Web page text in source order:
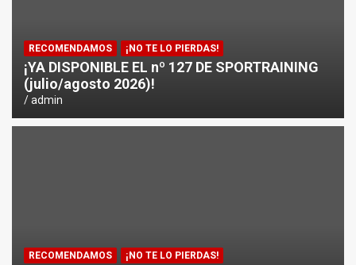
RECOMENDAMOS ¡NO TE LO PIERDAS!
¡YA DISPONIBLE EL nº 127 DE SPORTRAINING
(julio/agosto 2026)!
admin
RECOMENDAMOS ¡NO TE LO PIERDAS!